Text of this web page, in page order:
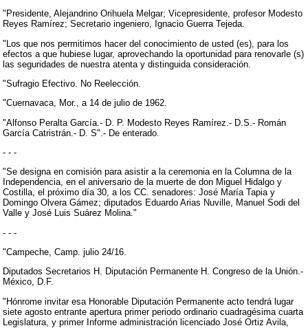
"Presidente, Alejandrino Orihuela Melgar; Vicepresidente, profesor Modesto
Reyes Ramírez; Secretario ingeniero, Ignacio Guerra Tejeda.
"Los que nos permitimos hacer del conocimiento de usted (es), para los
efectos a que hubiese lugar, aprovechando la oportunidad para renovarle (s)
las seguridades de nuestra atenta y distinguida consideración.
"Sufragio Efectivo. No Reelección.
"Cuernavaca, Mor., a 14 de julio de 1962.
"Alfonso Peralta García.- D. P. Modesto Reyes Ramírez.- D.S.- Román
García Catristrán.- D. S".- De enterado.
- - -
"Se designa en comisión para asistir a la ceremonia en la Columna de la
Independencia, en el aniversario de la muerte de don Miguel Hidalgo y
Costilla, el próximo día 30, a los CC. senadores: José María Tapia y
Domingo Olvera Gámez; diputados Eduardo Arias Nuville, Manuel Sodi del
Valle y José Luis Suárez Molina."
- - -
"Campeche, Camp. julio 24/16.
Diputados Secretarios H. Diputación Permanente H. Congreso de la Unión.-
México, D.F.
"Hónrome invitar esa Honorable Diputación Permanente acto tendrá lugar
siete agosto entrante apertura primer periodo ordinario cuadragésima cuarta
Legislatura, y primer Informe administración licenciado José Ortiz Avila,